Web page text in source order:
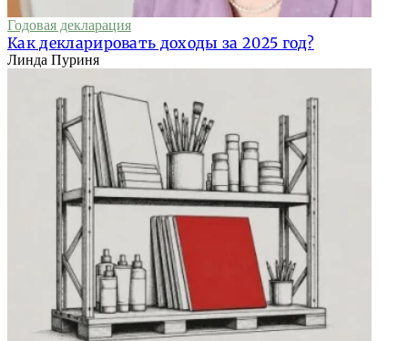
Годовая декларация
Как декларировать доходы за 2025 год?
Линда Пуриня